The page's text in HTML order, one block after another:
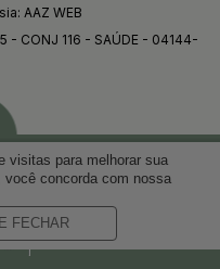
AAZ WEB
- CONJ 116 - SAÚDE - 04144-
topo
visitas para melhorar sua
você concorda com nossa
FECHAR